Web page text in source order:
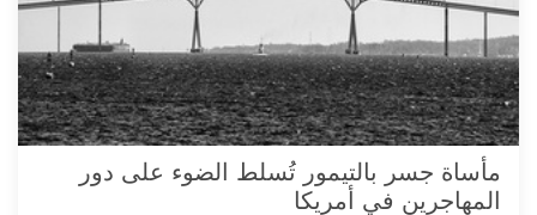
مأساة جسر بالتيمور تُسلط الضوء على دور
المهاجرين في أمريكا